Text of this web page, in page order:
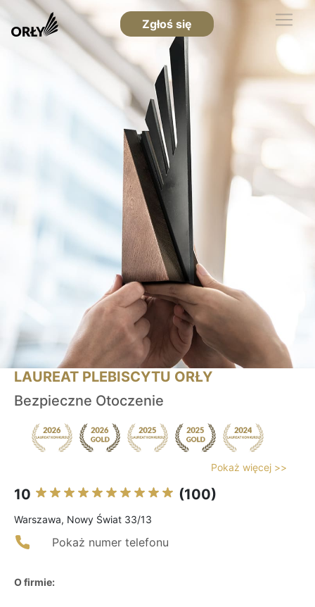
Zgłoś się
LAUREAT PLEBISCYTU ORŁY
Bezpieczne Otoczenie
Pokaż więcej >>
10 (100)
Warszawa, Nowy Świat 33/13
Pokaż numer telefonu
O firmie: